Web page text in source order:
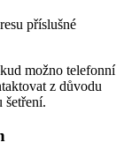
příslušné
možno telefonní
z důvodu
šetření.